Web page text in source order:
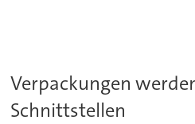
Verpackungen
Schnittstellen